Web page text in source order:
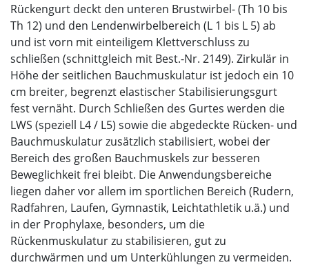
Rückengurt deckt den unteren Brustwirbel- (Th 10 bis
Th 12) und den Lendenwirbelbereich (L 1 bis L 5) ab
und ist vorn mit einteiligem Klettverschluss zu
schließen (schnittgleich mit Best.-Nr. 2149). Zirkulär in
Höhe der seitlichen Bauchmuskulatur ist jedoch ein 10
cm breiter, begrenzt elastischer Stabilisierungsgurt
fest vernäht. Durch Schließen des Gurtes werden die
LWS (speziell L4 / L5) sowie die abgedeckte Rücken- und
Bauchmuskulatur zusätzlich stabilisiert, wobei der
Bereich des großen Bauchmuskels zur besseren
Beweglichkeit frei bleibt. Die Anwendungsbereiche
liegen daher vor allem im sportlichen Bereich (Rudern,
Radfahren, Laufen, Gymnastik, Leichtathletik u.ä.) und
in der Prophylaxe, besonders, um die
Rückenmuskulatur zu stabilisieren, gut zu
durchwärmen und um Unterkühlungen zu vermeiden.